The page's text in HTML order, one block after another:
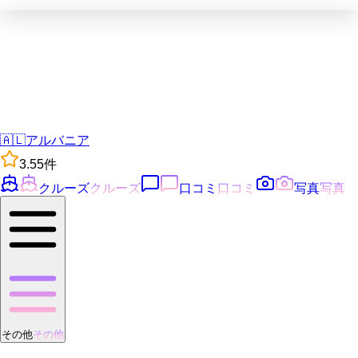
🇦🇱アルバニア
3.55件
クルーズクルーズ 口コミ 口コミ 写真写真
その他その他